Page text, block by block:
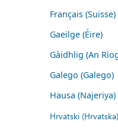
Français (Suisse)
Gaeilge (Éire)
Gàidhlig (An
Galego (Galego)
Hausa (Najeriya)
Hrvatski (Hrvatska)